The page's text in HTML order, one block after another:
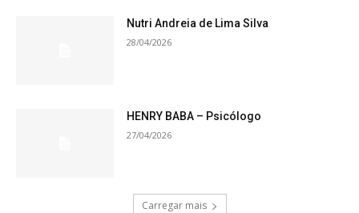
Nutri Andreia de Lima Silva
28/04/2026
HENRY BABA – Psicólogo
27/04/2026
Carregar mais